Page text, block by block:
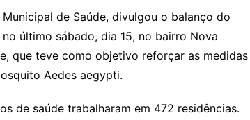
de Saúde, divulgou o balanço do
último sábado, dia 15, no bairro Nova
que teve como objetivo reforçar as medidas
Aedes aegypti.
de saúde trabalharam em 472 residências.